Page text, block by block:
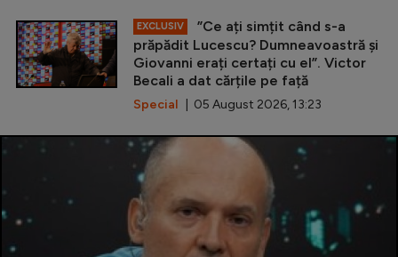
EXCLUSIV
”Ce ați simțit când s-a
prăpădit Lucescu? Dumneavoastră și
Giovanni erați certați cu el”. Victor
Becali a dat cărțile pe față
Special | 05 August 2026, 13:23